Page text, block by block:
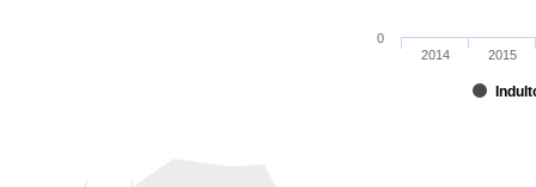
2014 2015
0